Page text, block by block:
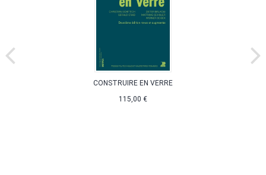
CONSTRUIRE EN VERRE
115,00 €